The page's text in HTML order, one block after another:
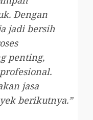
Dengan
jadi bersih
penting,
jasa
berikutnya.”